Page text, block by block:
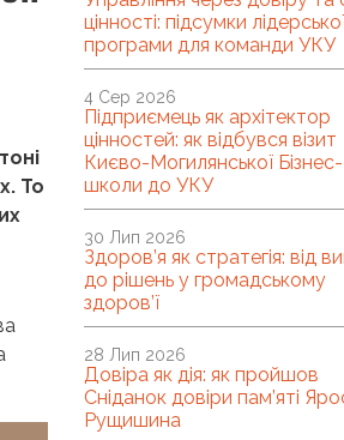
То
цінності: підсумки
програми для команди УКУ
Підприємець як архітектор
цінностей: як відбувся візит
Києво-Могилянської Бізнес-
школи до УКУ
4 Сер 2026
Здоров’я як стратегія: від
до рішень у громадському
здоров’ї
30 Лип 2026
Довіра як дія: як пройшов
Сніданок довіри пам’яті
Рущишина
28 Лип 2026